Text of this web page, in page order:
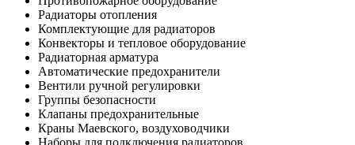
Радиаторы отопления
Комплектующие для радиаторов
Конвекторы и тепловое оборудование
Радиаторная арматура
Автоматические предохранители
Вентили ручной регулировки
Группы безопасности
Клапаны предохранительные
Краны Маевского, воздуховодчики
Наборы для подключения радиаторов